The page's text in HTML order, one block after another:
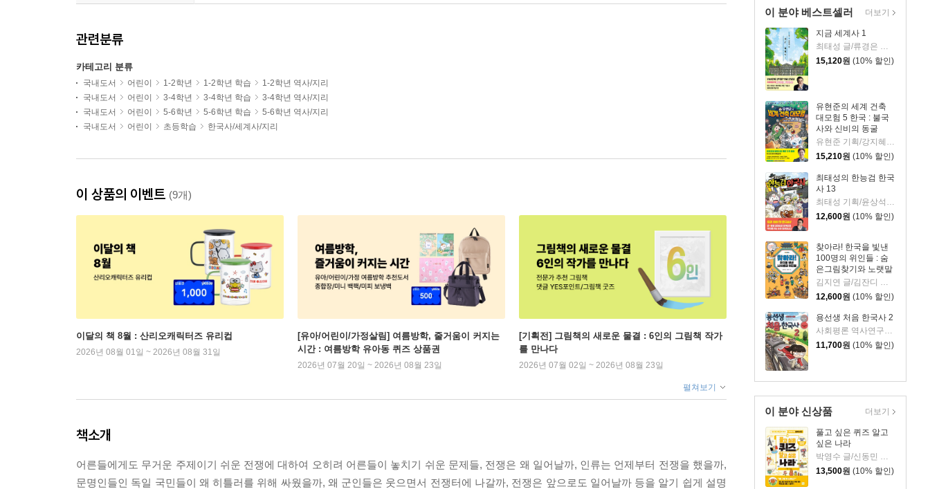
이 분야 베스트셀러
지금 세계사 1
최태성 글/류경은 그림
15,120원 (10% 할인)
유현준의 세계 건축
대모험 5 한국 : 불국
사와 신비의 동굴
유현준 기획/강지혜 글/불곰 그림
15,210원 (10% 할인)
최태성의 한능검 한국
사 13
최태성 기획/윤상석 글/이태영 그림
12,600원 (10% 할인)
찾아라! 한국을 빛낸
100명의 위인들 : 숨
은그림찾기와 노랫말
로 만나는 한국사 이
12,600원 (10% 할인)
용선생 처음 한국사 2
11,700원 (10% 할인)
더보기
이 분야 신상품
풀고 싶은 퀴즈 알고
싶은 나라
박영수 글/신동민 그림
13,500원 (10% 할인)
더보기
관련분류
카테고리 분류
국내도서 어린이 1-2학년 1-2학년 학습
1-2학년 역사/지리
국내도서
어린이 3-4학년 3-4학년 학습
3-4학년 역사/지리
국내도서
어린이 5-6학년 5-6학년 학습
5-6학년 역사/지리
국내도서
어린이 초등학습 한국사/세계사/지리
이 상품의 이벤트 (9개)
이달의 책 8월 : 산리오캐릭터즈 유리컵
2026년 08월 01일 ~ 2026년 08월 31일
[유아/어린이/가정살림] 여름방학, 줄거움이 커지는
시간 : 여름방학 유아동 퀴즈 상품권
2026년 07월 20일 ~ 2026년 08월 23일
[기획전] 그림책의 새로운 물결 : 6인의 그림책 작가
를 만나다
2026년 07월 02일 ~ 2026년 08월 23일
펼쳐보기
책소개
어른들에게도 무거운 주제이기 쉬운 전쟁에 대하여 오히려 어른들이 놓치기 쉬운 문제들, 전쟁은 왜 일어날까, 인류는 언제부터 전쟁을 했을까,
문명인들인 독일 국민들이 왜 히틀러를 위해 싸웠을까, 왜 군인들은 웃으면서 전쟁터에 나갈까, 전쟁은 앞으로도 일어날까 등을 알기 쉽게 설명